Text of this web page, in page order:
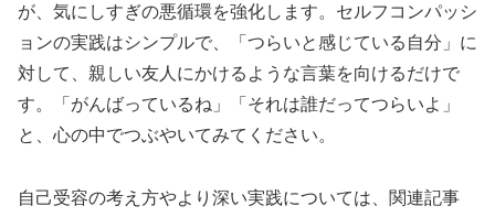
が、気にしすぎの悪循環を強化します。セルフコンパッシ
ョンの実践はシンプルで、「つらいと感じている自分」に
対して、親しい友人にかけるような言葉を向けるだけで
す。「がんばっているね」「それは誰だってつらいよ」
と、心の中でつぶやいてみてください。
自己受容の考え方やより深い実践については、関連記事